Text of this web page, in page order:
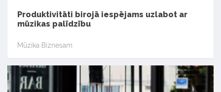
Produktivitāti birojā iespējams uzlabot ar
mūzikas palīdzību
Mūzika Biznesam